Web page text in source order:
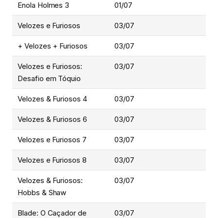
Enola Holmes 3 01/07
Velozes e Furiosos 03/07
+ Velozes + Furiosos 03/07
Velozes e Furiosos:
Desafio em Tóquio
03/07
Velozes & Furiosos 4 03/07
Velozes & Furiosos 6 03/07
Velozes e Furiosos 7 03/07
Velozes e Furiosos 8 03/07
Velozes & Furiosos:
Hobbs & Shaw
03/07
Blade: O Caçador de 03/07